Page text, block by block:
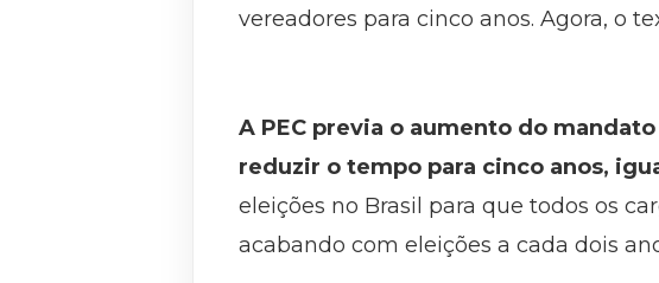
vereadores para cinco anos. Agora, o
A PEC previa o aumento do
reduzir o tempo para cinco anos,
eleições no Brasil para que todos os
acabando com eleições a cada dois